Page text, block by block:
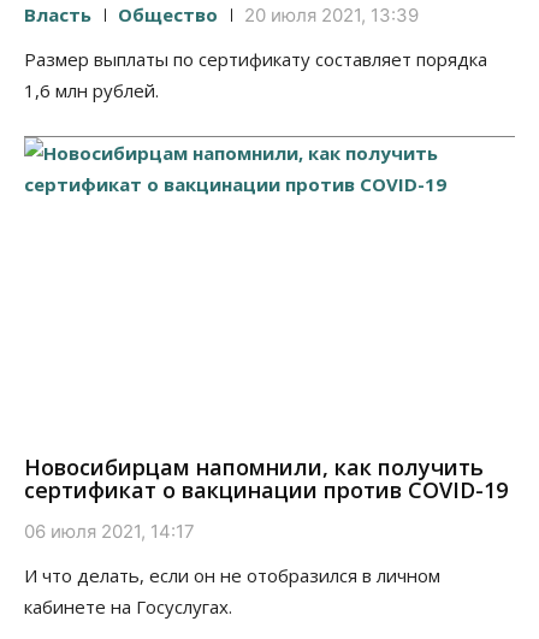
Власть Общество 20 июля 2021, 13:39
Размер выплаты по сертификату составляет порядка
1,6 млн рублей.
Новосибирцам напомнили, как получить
сертификат о вакцинации против COVID-19
06 июля 2021, 14:17
И что делать, если он не отобразился в личном
кабинете на Госуслугах.